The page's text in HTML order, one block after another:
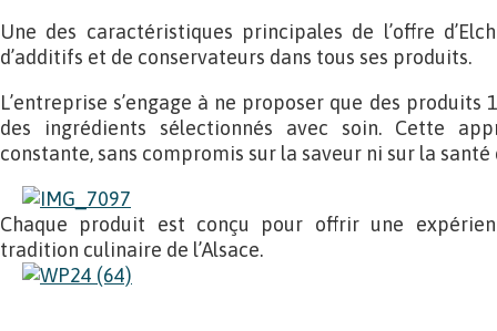
Une des caractéristiques principales de l’offre
d’additifs et de conservateurs dans tous ses produits.
L’entreprise s’engage à ne proposer que des produits
des ingrédients sélectionnés avec soin. Cette
constante, sans compromis sur la saveur ni sur la
Chaque produit est conçu pour offrir une
tradition culinaire de l’Alsace.